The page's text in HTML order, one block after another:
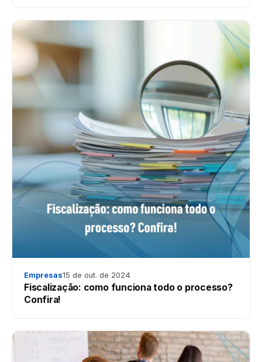
Empresas15 de out. de 2024
Fiscalização: como funciona todo o processo?
Confira!